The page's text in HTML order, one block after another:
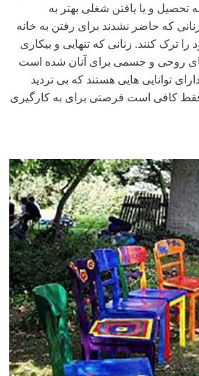
تحصیل و یا یافتن شغلی بهتر به
که حاضر نشدند برای رفتن به خانه
ترک کنند. زنانی که تنهایی و بیکاری
روحی و جسمی برای آنان شده است
توانایی هایی هستند که بی تردید
کافی است فرصتی برای به کارگیری